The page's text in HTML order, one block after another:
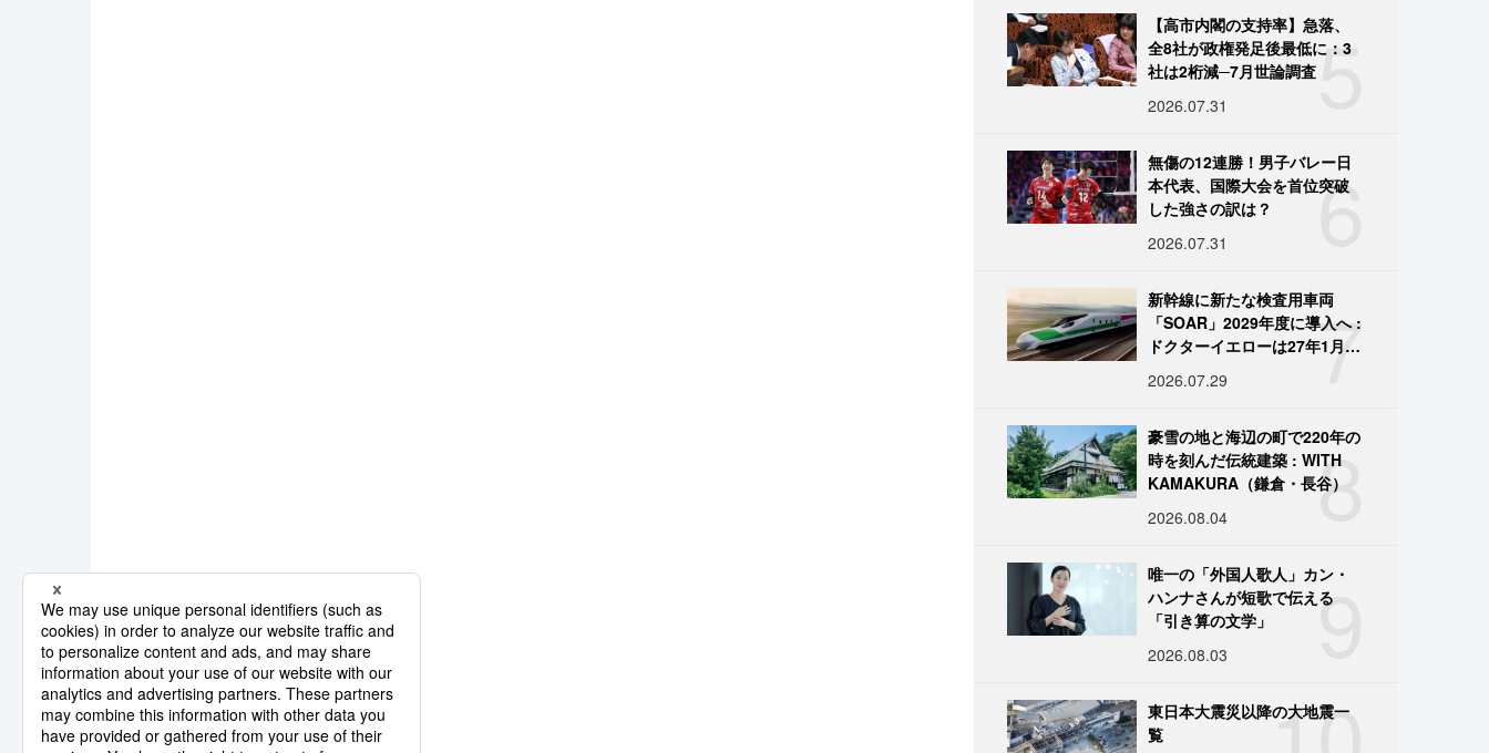
5
【高市内閣の支持率】急落、
全8社が政権発足後最低に：3
社は2桁減─7月世論調査
2026.07.31
6
無傷の12連勝！男子バレー日
本代表、国際大会を首位突破
した強さの訳は？
2026.07.31
7
新幹線に新たな検査用車両
「SOAR」2029年度に導入へ :
ドクターイエローは27年1月に
2026.07.29
8
豪雪の地と海辺の町で220年の
時を刻んだ伝統建築 : WITH
KAMAKURA（鎌倉・長谷）
2026.08.04
9
唯一の「外国人歌人」カン・
ハンナさんが短歌で伝える
「引き算の文学」
2026.08.03
東日本大震災以降の大地震一
覧